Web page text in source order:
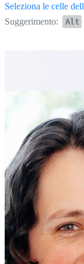
Seleziona le celle
Suggerimento:
Alt